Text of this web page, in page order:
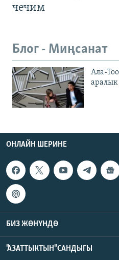
чечим
Блог - Миңсанат
Ала-
ОНЛАЙН ШЕРИНЕ
БИЗ ЖӨНҮНДӨ
"АЗАТТЫКТЫН" САНДЫГЫ